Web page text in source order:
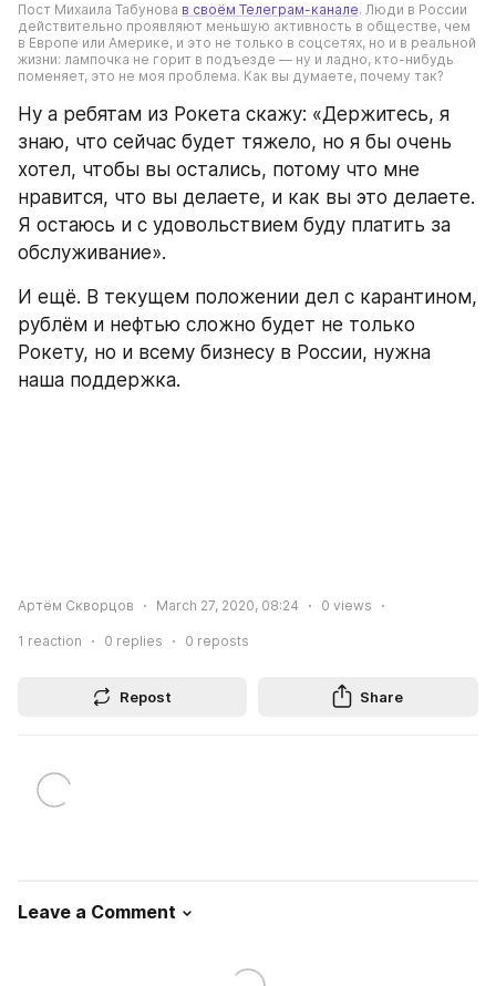
Пост Михаила Табунова в своём Телеграм-канале. Люди в России
действительно проявляют меньшую активность в обществе, чем
в Европе или Америке, и это не только в соцсетях, но и в реальной
жизни: лампочка не горит в подъезде — ну и ладно, кто-нибудь
поменяет, это не моя проблема. Как вы думаете, почему так?
Ну а ребятам из Рокета скажу: «Держитесь, я
знаю, что сейчас будет тяжело, но я бы очень
хотел, чтобы вы остались, потому что мне
нравится, что вы делаете, и как вы это делаете.
Я остаюсь и с удовольствием буду платить за
обслуживание».
И ещё. В текущем положении дел с карантином,
рублём и нефтью сложно будет не только
Рокету, но и всему бизнесу в России, нужна
наша поддержка.
Артём Скворцов March 27, 2020, 08:24 0 views
1 reaction 0 replies 0 reposts
Repost Share
Leave a Comment